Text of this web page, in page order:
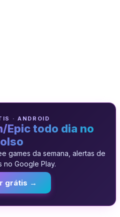
· ANDROID
Epic todo dia no
games da semana, alertas de
no Google Play.
grátis →